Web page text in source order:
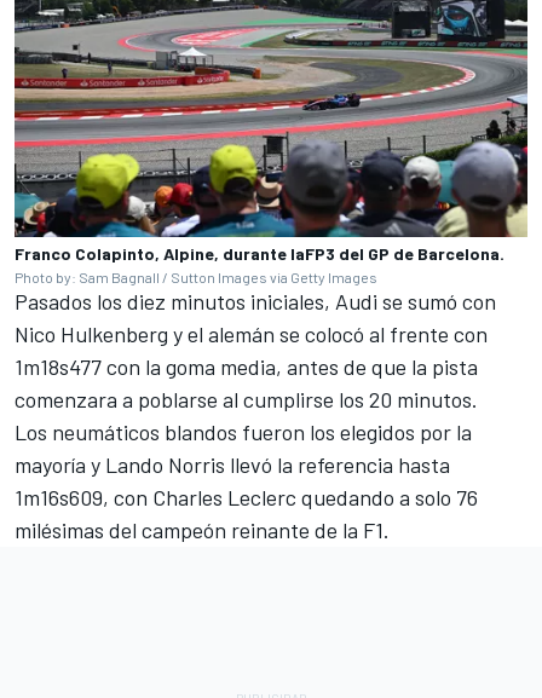
Franco Colapinto, Alpine, durante laFP3 del GP de Barcelona.
Photo by: Sam Bagnall / Sutton Images via Getty Images
Pasados los diez minutos iniciales, Audi se sumó con
Nico Hulkenberg y el alemán se colocó al frente con
1m18s477 con la goma media, antes de que la pista
comenzara a poblarse al cumplirse los 20 minutos.
Los neumáticos blandos fueron los elegidos por la
mayoría y Lando Norris llevó la referencia hasta
1m16s609, con Charles Leclerc quedando a solo 76
milésimas del campeón reinante de la F1.